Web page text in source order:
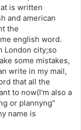
is written
and american
the
english word.
London city;so
some mistakes,
write in my mail,
that all the
to now(I'm also a
or plannyng"
name is